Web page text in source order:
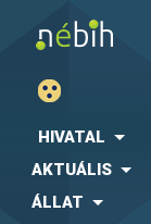
HIVATAL
AKTUÁLIS
ÁLLAT